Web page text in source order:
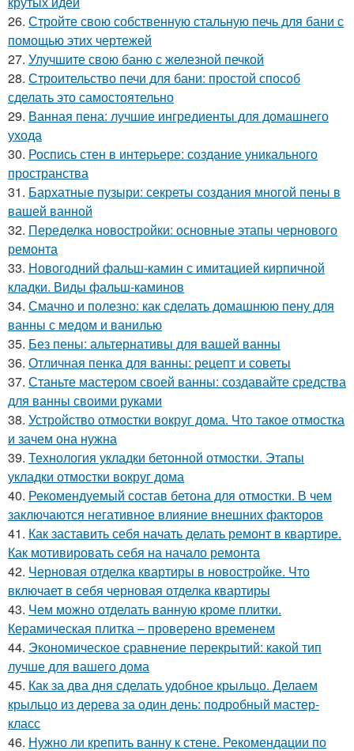
26. Стройте свою собственную стальную печь для бани с
помощью этих чертежей
27. Улучшите свою баню с железной печкой
28. Строительство печи для бани: простой способ
сделать это самостоятельно
29. Ванная пена: лучшие ингредиенты для домашнего
ухода
30. Роспись стен в интерьере: создание уникального
пространства
31. Бархатные пузыри: секреты создания многой пены в
вашей ванной
32. Переделка новостройки: основные этапы чернового
ремонта
33. Новогодний фальш-камин с имитацией кирпичной
кладки. Виды фальш-каминов
34. Смачно и полезно: как сделать домашнюю пену для
ванны с медом и ванилью
35. Без пены: альтернативы для вашей ванны
36. Отличная пенка для ванны: рецепт и советы
37. Станьте мастером своей ванны: создавайте средства
для ванны своими руками
38. Устройство отмостки вокруг дома. Что такое отмостка
и зачем она нужна
39. Технология укладки бетонной отмостки. Этапы
укладки отмостки вокруг дома
40. Рекомендуемый состав бетона для отмостки. В чем
заключаются негативное влияние внешних факторов
41. Как заставить себя начать делать ремонт в квартире.
Как мотивировать себя на начало ремонта
42. Черновая отделка квартиры в новостройке. Что
включает в себя черновая отделка квартиры
43. Чем можно отделать ванную кроме плитки.
Керамическая плитка – проверено временем
44. Экономическое сравнение перекрытий: какой тип
лучше для вашего дома
45. Как за два дня сделать удобное крыльцо. Делаем
крыльцо из дерева за один день: подробный мастер-
класс
46. Нужно ли крепить ванну к стене. Рекомендации по